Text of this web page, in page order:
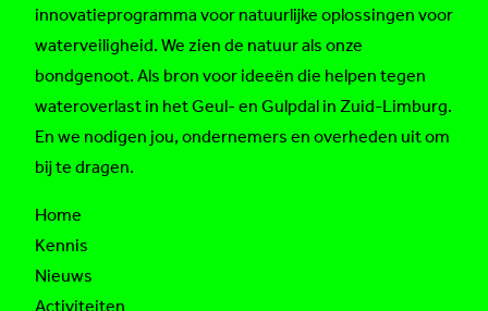
innovatieprogramma voor natuurlijke oplossingen voor
waterveiligheid. We zien de natuur als onze
bondgenoot. Als bron voor ideeën die helpen tegen
wateroverlast in het Geul- en Gulpdal in Zuid-Limburg.
En we nodigen jou, ondernemers en overheden uit om
bij te dragen.
Home
Kennis
Nieuws
Activiteiten